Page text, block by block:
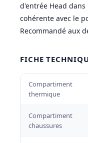
d'entrée Head
cohérente avec le
Recommandé aux
FICHE
Compartiment
thermique
Compartiment
chaussures